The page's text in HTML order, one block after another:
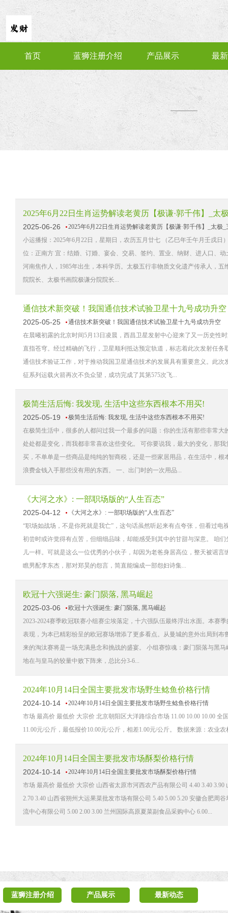
首页 蓝狮注册介绍 产品展示 最
2025年6月22日生肖运势解读老黄历【极谦·郭千伟】_太
2025-06-26
2025年6月22日生肖运势解读老黄历【极谦·郭千伟】_太极_
小运播报：2025年6月22日，星期日，农历五月廿七 （乙巳年壬午月壬戌
位：正南方 宜：结婚、订婚、宴会、交易、签约、置业、纳财、进人口、
河南焦作人，1985年出生，本科学历。太极五行非物质文化遗产传承人，
院院长、太极书画院极谦分院院长...
通信技术新突破！我国通信技术试验卫星十九号成功升空
2025-05-25
通信技术新突破！我国通信技术试验卫星十九号成功升空
在晨曦初露的北京时间5月13日凌晨，西昌卫星发射中心迎来了又一历史性
直指苍穹。经过精确的飞行，卫星顺利抵达预定轨道，标志着此次发射任
通信技术验证工作，对于推动我国卫星通信技术的发展具有重要意义。此
征系列运载火箭再次不负众望，成功完成了其第575次飞...
极简生活后悔: 我发现, 生活中这些东西根本不用买!
2025-05-19
极简生活后悔: 我发现, 生活中这些东西根本不用买!
在极简生活中，很多的人都问过我一个最多的问题：你的生活有那些非常
处处都是变化，而我都非常喜欢这些变化。 可你要说我，最大的变化，那
买，不单单是一些商品是纯纯的智商税，还是一些家居用品，在生活中，
浪费金钱入手那些没有用的东西。 一、出门时的一次用品...
《大河之水》: 一部职场版的“人生百态”
2025-04-12
《大河之水》: 一部职场版的“人生百态”
“职场如战场，不是你死就是我亡”，这句话虽然听起来有点夸张，但看过
初尝时或许觉得有点苦，但细细品味，却能感受到其中的甘甜与深意。 咱
儿一样。可就是这么一位优秀的小伙子，却因为老爸身居高位，整天被谣
瞧男配李东杰，那对郑昊的怨言，简直能编成一部怨妇诗集...
欧冠十六强诞生: 豪门陨落, 黑马崛起
2025-03-06
欧冠十六强诞生: 豪门陨落, 黑马崛起
2023-2024赛季欧冠联赛小组赛尘埃落定，十六强队伍最终浮出水面。本赛
表现，为本已精彩纷呈的欧冠赛场增添了更多看点。从曼城的意外出局到
来的淘汰赛将是一场充满悬念和挑战的盛宴。 小组赛惊魂：豪门陨落与黑
地在与皇马的较量中败下阵来，总比分3-6...
2024年10月14日全国主要批发市场野生鲶鱼价格行情
2024-10-14
2024年10月14日全国主要批发市场野生鲶鱼价格行情
市场 最高价 最低价 大宗价 北京朝阳区大洋路综合市场 11.00 10.00 10.00
11.00元/公斤，最低报价10.00元/公斤，相差1.00元/公斤。 数据来源：农业
2024年10月14日全国主要批发市场酥梨价格行情
2024-10-14
2024年10月14日全国主要批发市场酥梨价格行情
市场 最高价 最低价 大宗价 山西省太原市河西农产品有限公司 4.40 3.40
2.70 3.40 山西省朔州大运果菜批发市场有限公司 5.40 5.00 5.20 安徽合肥周
流中心有限公司 5.00 2.00 3.00 兰州国际高原夏菜副食品采购中心 6.00...
蓝狮注册介绍 产品展示 最新动态